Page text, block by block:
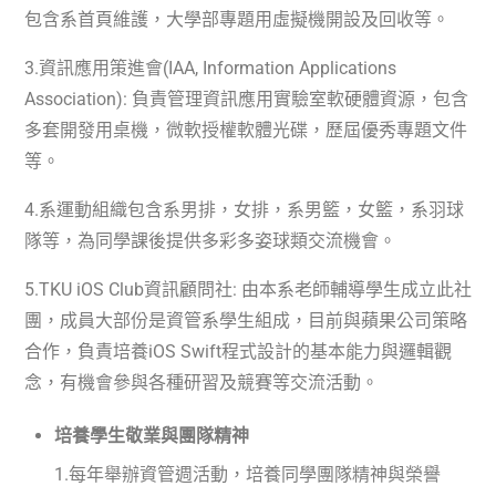
包含系首頁維護，大學部專題用虛擬機開設及回收等。
3.資訊應用策進會(IAA, Information Applications
Association): 負責管理資訊應用實驗室軟硬體資源，包含
多套開發用桌機，微軟授權軟體光碟，歷屆優秀專題文件
等。
4.系運動組織包含系男排，女排，系男籃，女籃，系羽球
隊等，為同學課後提供多彩多姿球類交流機會。
5.TKU iOS Club資訊顧問社: 由本系老師輔導學生成立此社
團，成員大部份是資管系學生組成，目前與蘋果公司策略
合作，負責培養iOS Swift程式設計的基本能力與邏輯觀
念，有機會參與各種研習及競賽等交流活動。
培養學生敬業與團隊精神
1.每年舉辦資管週活動，培養同學團隊精神與榮譽